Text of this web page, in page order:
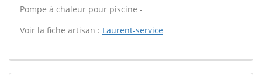
Pompe à chaleur pour piscine -
Voir la fiche artisan : Laurent-service